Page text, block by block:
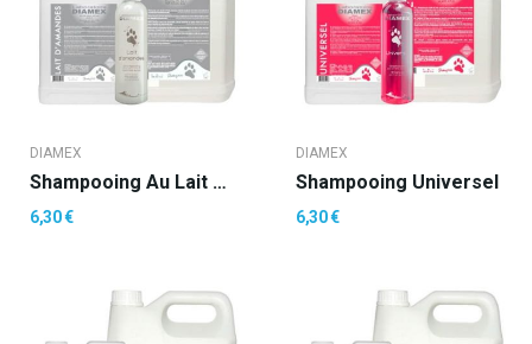
DIAMEX
Shampooing Au Lait D'Amandes
6,30 €
DIAMEX
Shampooing Universel
6,30 €